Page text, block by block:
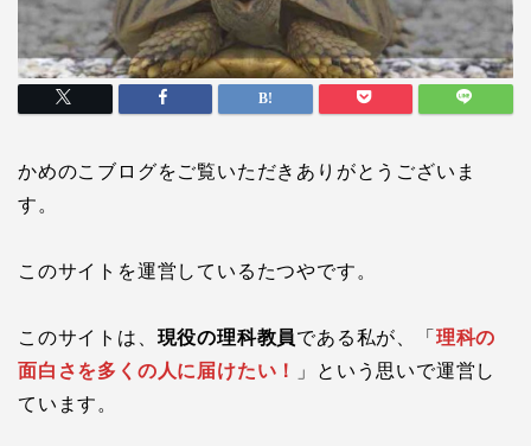
かめのこブログをご覧いただきありがとうございま
す。
このサイトを運営しているたつやです。
このサイトは、 現役の理科教員である私が、「 理科の
面白さを多くの人に届けたい！
」という思いで運営し
ています。